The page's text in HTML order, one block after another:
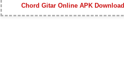
Chord Gitar Online APK Download